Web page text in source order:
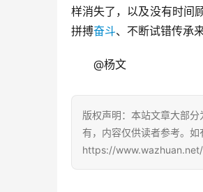
样消失了，以及没有时间
拼搏奋斗、不断试错传承来
@杨文
版权声明：本站文章大部
有，内容仅供读者参考。
https://